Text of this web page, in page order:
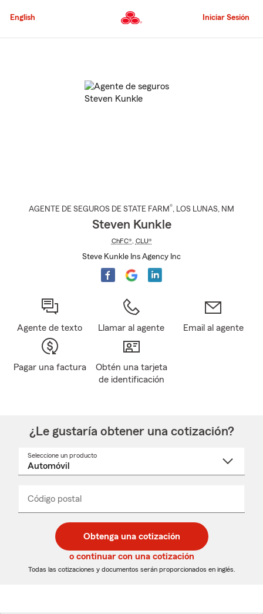
al
principal
English Iniciar Sesión
AGENTE DE SEGUROS DE STATE FARM®, LOS LUNAS, NM
Steven Kunkle
ChFC®, CLU®
Steve Kunkle Ins Agency Inc
Agente de texto Llamar al agente Email al agente
Pagar una factura
Obtén una tarjeta
de identificación
¿Le gustaría obtener una cotización?
Seleccione un producto
desplegable
Código postal
de
5
dígitos
de
5
dígitos
_____
Obtenga una cotización
o continuar con una cotización
Todas las cotizaciones y documentos serán proporcionados en inglés.